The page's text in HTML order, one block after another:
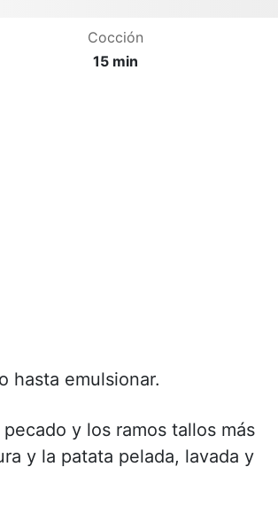
Cocción
15 min
hasta emulsionar.
y los ramos tallos más
y la patata pelada, lavada y